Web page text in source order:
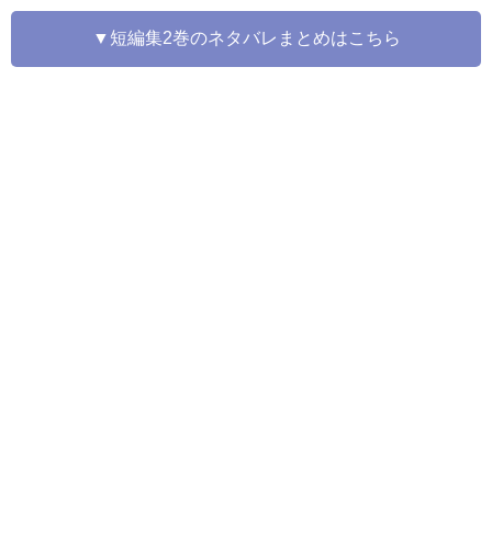
▼短編集2巻のネタバレまとめはこちら